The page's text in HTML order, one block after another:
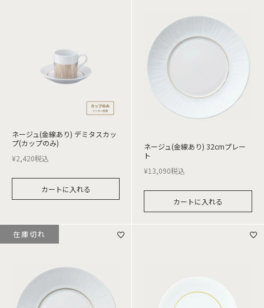
ネージュ(金線あり) デミタスカッ
プ(カップのみ)
¥2,420税込
カートに入れる
ネージュ(金線あり) 32cmプレー
ト
¥13,090税込
カートに入れる
在庫切れ